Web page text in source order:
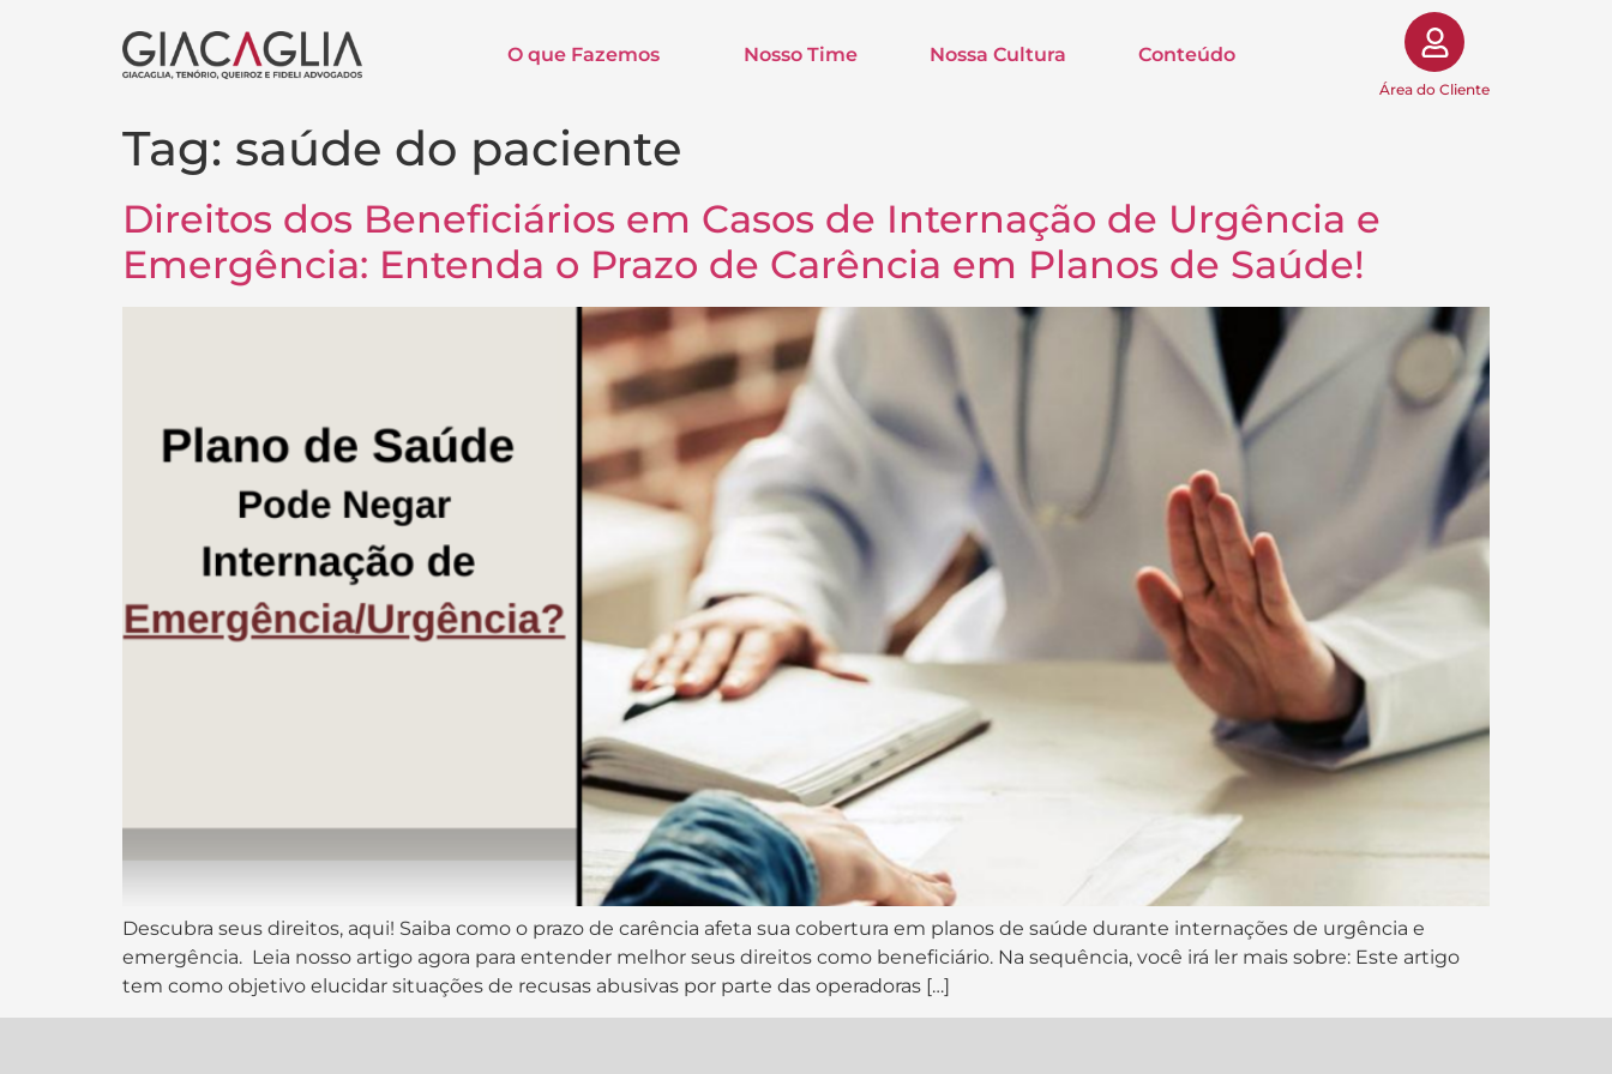
O que Fazemos Nosso Time Nossa Cultura Conteúdo
Área do Cliente
Tag: saúde do paciente
Direitos dos Beneficiários em Casos de Internação de Urgência e
Emergência: Entenda o Prazo de Carência em Planos de Saúde!
Descubra seus direitos, aqui! Saiba como o prazo de carência afeta sua cobertura em planos de saúde durante internações de urgência e
emergência. Leia nosso artigo agora para entender melhor seus direitos como beneficiário. Na sequência, você irá ler mais sobre: Este artigo
tem como objetivo elucidar situações de recusas abusivas por parte das operadoras […]